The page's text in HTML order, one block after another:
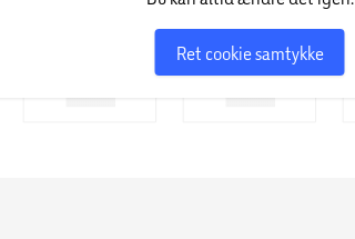
Ret cookie samtykke